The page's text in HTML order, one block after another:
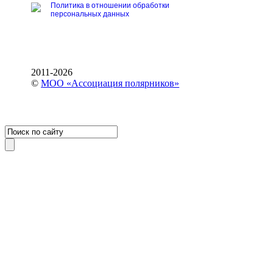
Политика в отношении обработки
персональных данных
2011-2026
©МОО «Ассоциация полярников»